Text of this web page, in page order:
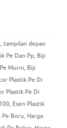
, tampilan depan
Pe Dan Pp, Biji
Murni, Biji
Plastik Pe Di
Plastik Pe Di
, Esen Plastik
Pe Boru, Harga